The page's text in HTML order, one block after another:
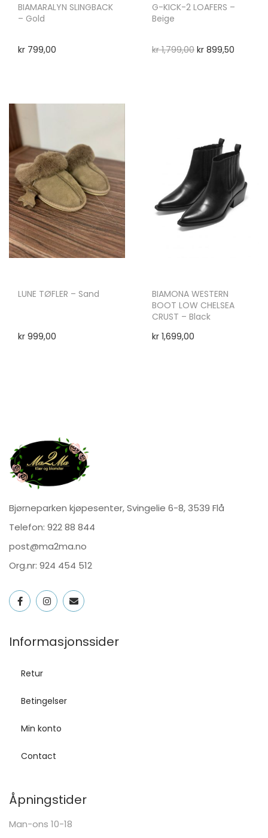
BIAMARALYN SLINGBACK
– Gold
kr 799,00
G-KICK-2 LOAFERS –
Beige
kr1,799,00 kr899,50
LUNE TØFLER – Sand
kr 999,00
BIAMONA WESTERN
BOOT LOW CHELSEA
CRUST – Black
kr1,699,00
Bjørneparken kjøpesenter, Svingelie 6-8, 3539 Flå
Telefon: 922 88 844
post@ma2ma.no
Org.nr: 924 454 512
Informasjonssider
Retur
Betingelser
Min konto
Contact
Åpningstider
Man-ons 10-18